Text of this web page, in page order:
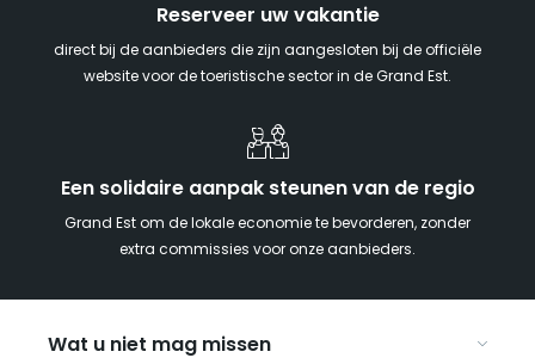
Reserveer uw vakantie
direct bij de aanbieders die zijn aangesloten bij de officiële
website voor de toeristische sector in de Grand Est.
Een solidaire aanpak steunen van de regio
Grand Est om de lokale economie te bevorderen, zonder
extra commissies voor onze aanbieders.
Wat u niet mag missen